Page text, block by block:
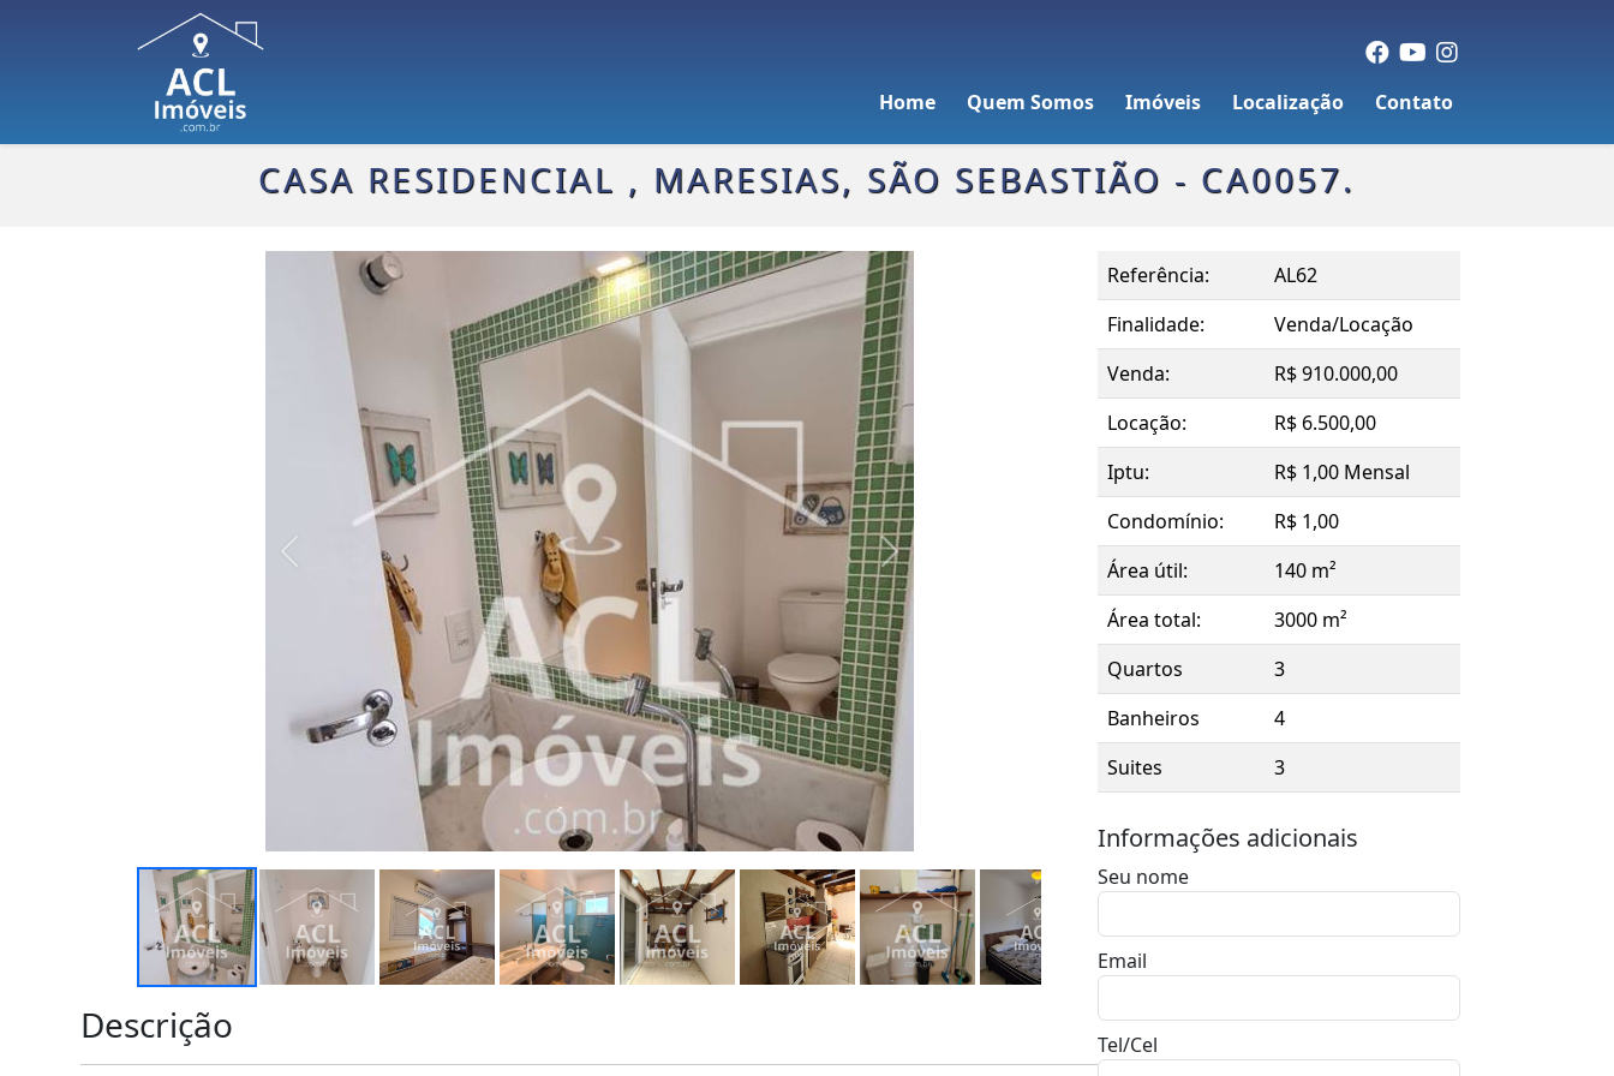
Home Quem Somos Imóveis Localização Contato
CASA RESIDENCIAL , MARESIAS, SÃO SEBASTIÃO - CA0057.
Descrição
Referência:
AL62
Finalidade:
Venda/Locação
Venda:
R$ 910.000,00
Locação:
R$ 6.500,00
Iptu:
R$ 1,00 Mensal
Condomínio:
R$ 1,00
Área útil:
140 m²
Área total:
3000 m²
Quartos
3
Banheiros
4
Suites
3
Informações adicionais
Seu nome
Email
Tel/Cel